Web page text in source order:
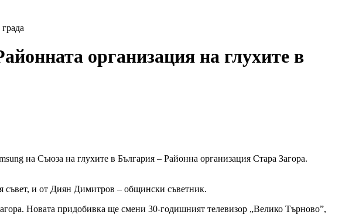
организация на глухите в
на Съюза на глухите в България – Районна организация Стара Загора.
и от Диян Димитров – общински съветник.
Новата придобивка ще смени 30-годишният телевизор „Велико Търново”,